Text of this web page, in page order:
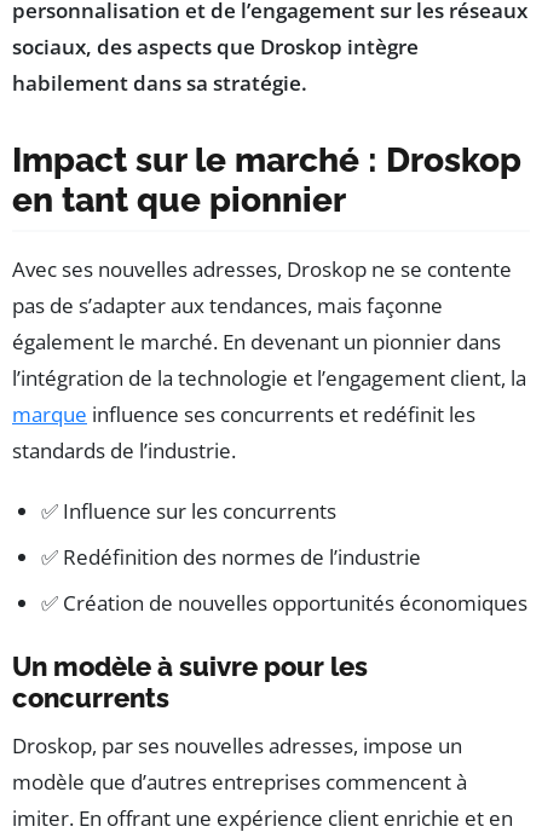
personnalisation et de l’engagement sur les réseaux
sociaux, des aspects que Droskop intègre
habilement dans sa stratégie.
Impact sur le marché : Droskop
en tant que pionnier
Avec ses nouvelles adresses, Droskop ne se contente
pas de s’adapter aux tendances, mais façonne
également le marché. En devenant un pionnier dans
l’intégration de la technologie et l’engagement client, la
marque influence ses concurrents et redéfinit les
standards de l’industrie.
✅ Influence sur les concurrents
✅ Redéfinition des normes de l’industrie
✅ Création de nouvelles opportunités économiques
Un modèle à suivre pour les
concurrents
Droskop, par ses nouvelles adresses, impose un
modèle que d’autres entreprises commencent à
imiter. En offrant une expérience client enrichie et en